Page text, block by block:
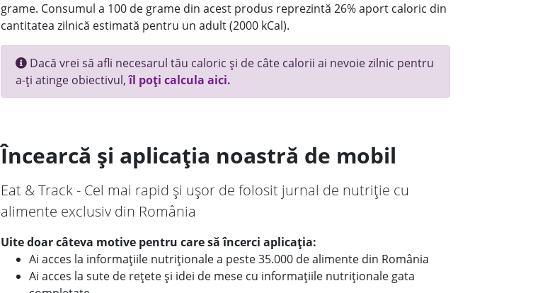
grame. Consumul a 100 de grame din acest produs reprezintă 26% aport caloric din
cantitatea zilnică estimată pentru un adult (2000 kCal).
Dacă vrei să afli necesarul tău caloric și de câte calorii ai nevoie zilnic pentru
a-ți atinge obiectivul,îl poți calcula aici.
Încearcă și aplicația noastră de mobil
Eat & Track - Cel mai rapid și ușor de folosit jurnal de nutriție cu
alimente exclusiv din România
Uite doar câteva motive pentru care să încerci aplicația:
Ai acces la informațiile nutriționale a peste 35.000 de alimente din România
Ai acces la sute de rețete și idei de mese cu informațiile nutriționale gata